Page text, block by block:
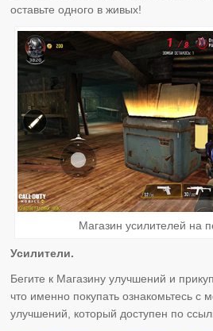
оставьте одного в живых!
Магазин усилителей на
Усилители.
Бегите к Магазину улучшений и
что именно покупать ознакомьтесь с
улучшений, который доступен по